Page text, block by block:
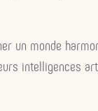
monde
intelligences